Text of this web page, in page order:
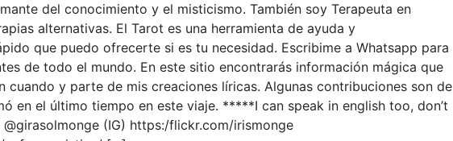
del conocimiento y el misticismo. También soy Terapeuta en
alternativas. El Tarot es una herramienta de ayuda y
que puedo ofrecerte si es tu necesidad. Escribime a Whatsapp para
de todo el mundo. En este sitio encontrarás información mágica que
cuando y parte de mis creaciones líricas. Algunas contribuciones son de
en el último tiempo en este viaje. *****I can speak in english too, don’t
(IG) https:/flickr.com/irismonge